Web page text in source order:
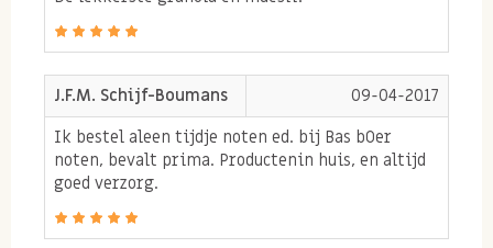
pinda's,
J.F.M. Schijf-Boumans
09-04-2017
Ik bestel aleen tijdje noten ed. bij Bas bOer
noten, bevalt prima. Productenin huis, en altijd
goed verzorg.